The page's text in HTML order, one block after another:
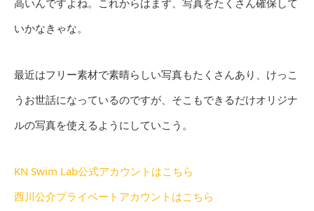
高いんですよね。これからはまず、写真をたくさん確保して
いかなきゃな。
最近はフリー素材で素晴らしい写真もたくさんあり、けっこ
うお世話になっているのですが、そこもできるだけオリジナ
ルの写真を使えるようにしていこう。
KN Swim Lab公式アカウントはこちら
西川公介プライベートアカウントはこちら